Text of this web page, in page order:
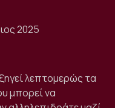
2025
λεπτομερώς τα
μπορεί να